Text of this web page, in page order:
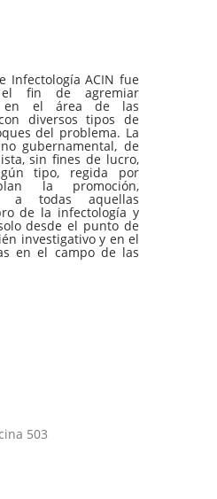
Infectología ACIN fue
fin de agremiar
en el área de las
diversos tipos de
del problema. La
gubernamental, de
sin fines de lucro,
tipo, regida por
la promoción,
a todas aquellas
de la infectología y
desde el punto de
investigativo y en el
en el campo de las
503